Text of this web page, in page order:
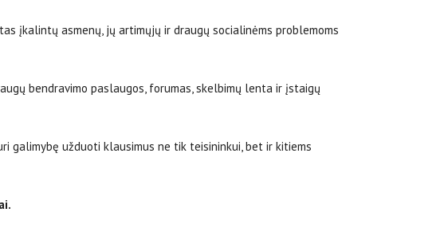
įkalintų asmenų, jų artimųjų ir draugų socialinėms problemoms
bendravimo paslaugos, forumas, skelbimų lenta ir įstaigų
galimybę užduoti klausimus ne tik teisininkui, bet ir kitiems